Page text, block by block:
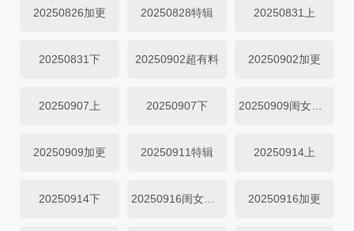
20250826加更 20250828特辑 20250831上
20250831下 20250902超有料 20250902加更
20250907上 20250907下 20250909闺女超有料
20250909加更 20250911特辑 20250914上
20250914下 20250916闺女超有料 20250916加更